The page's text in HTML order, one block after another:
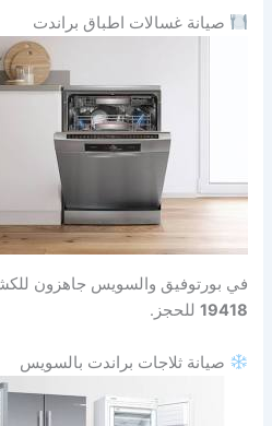
صيانة غسالات اطباق براندت
في بورتوفيق والسويس جاهزون
19418 للحجز.
صيانة ثلاجات براندت بالسويس